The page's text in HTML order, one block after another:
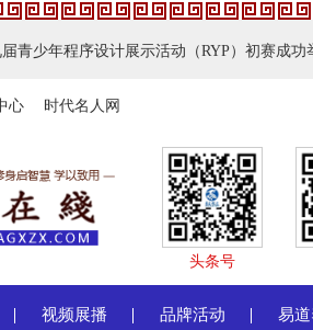
计展示活动（RYP）初赛成功举
“2026国
心 时代名人网
头条号
视频展播 品牌活动 易